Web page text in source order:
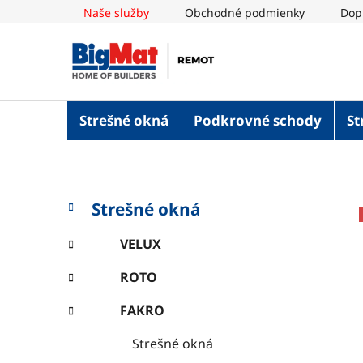
Naše služby Obchodné podmienky
Strešné okná Podkrovné schody
B
o
č
ý
p
Preskočiť
kategórie
K
a
e
g
ó
r
i
Strešné okná
VELUX
ROTO
FAKRO
Strešné okná